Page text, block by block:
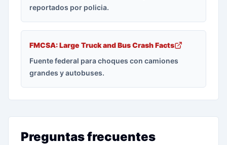
reportados por policia.
FMCSA: Large Truck and Bus Crash Facts
Fuente federal para choques con camiones
grandes y autobuses.
Preguntas frecuentes